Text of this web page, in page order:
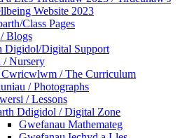
Website 2023
Class Pages
Blogs
Digidol/Digital Support
/ Nursery
/ The Curriculum
/ Photographs
/ Lessons
Ddigidol / Digital Zone
Gwefanau Mathemateg